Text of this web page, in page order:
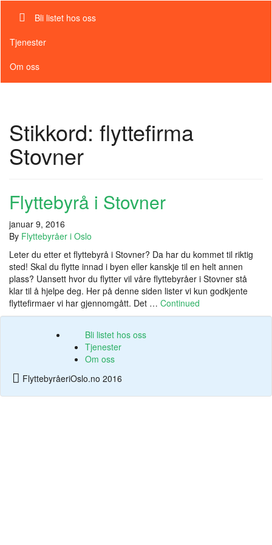
Bli listet hos oss
Tjenester
Om oss
Stikkord: flyttefirma
Stovner
Flyttebyrå i Stovner
januar 9, 2016
By Flyttebyråer i Oslo
Leter du etter et flyttebyrå i Stovner? Da har du kommet til riktig
sted! Skal du flytte innad i byen eller kanskje til en helt annen
plass? Uansett hvor du flytter vil våre flyttebyråer i Stovner stå
klar til å hjelpe deg. Her på denne siden lister vi kun godkjente
flyttefirmaer vi har gjennomgått. Det … Continued
Bli listet hos oss
Tjenester
Om oss
FlyttebyråeriOslo.no 2016